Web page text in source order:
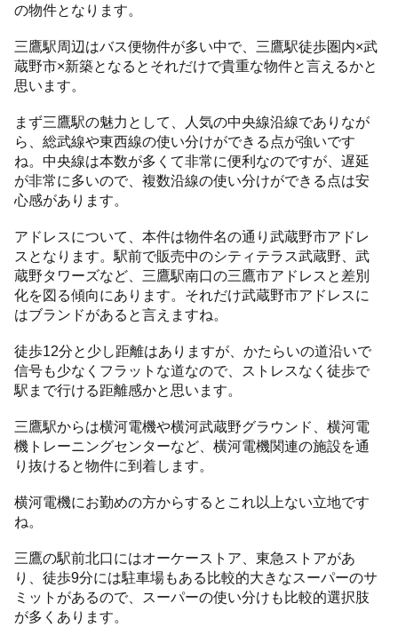
の物件となります。
三鷹駅周辺はバス便物件が多い中で、三鷹駅徒歩圏内×武
蔵野市×新築となるとそれだけで貴重な物件と言えるかと
思います。
まず三鷹駅の魅力として、人気の中央線沿線でありなが
ら、総武線や東西線の使い分けができる点が強いです
ね。中央線は本数が多くて非常に便利なのですが、遅延
が非常に多いので、複数沿線の使い分けができる点は安
心感があります。
アドレスについて、本件は物件名の通り武蔵野市アドレ
スとなります。駅前で販売中のシティテラス武蔵野、武
蔵野タワーズなど、三鷹駅南口の三鷹市アドレスと差別
化を図る傾向にあります。それだけ武蔵野市アドレスに
はブランドがあると言えますね。
徒歩12分と少し距離はありますが、かたらいの道沿いで
信号も少なくフラットな道なので、ストレスなく徒歩で
駅まで行ける距離感かと思います。
三鷹駅からは横河電機や横河武蔵野グラウンド、横河電
機トレーニングセンターなど、横河電機関連の施設を通
り抜けると物件に到着します。
横河電機にお勤めの方からするとこれ以上ない立地です
ね。
三鷹の駅前北口にはオーケーストア、東急ストアがあ
り、徒歩9分には駐車場もある比較的大きなスーパーのサ
ミットがあるので、スーパーの使い分けも比較的選択肢
が多くあります。